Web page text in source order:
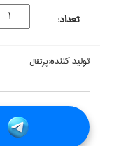
تعداد:
تولید کننده:پرتقال